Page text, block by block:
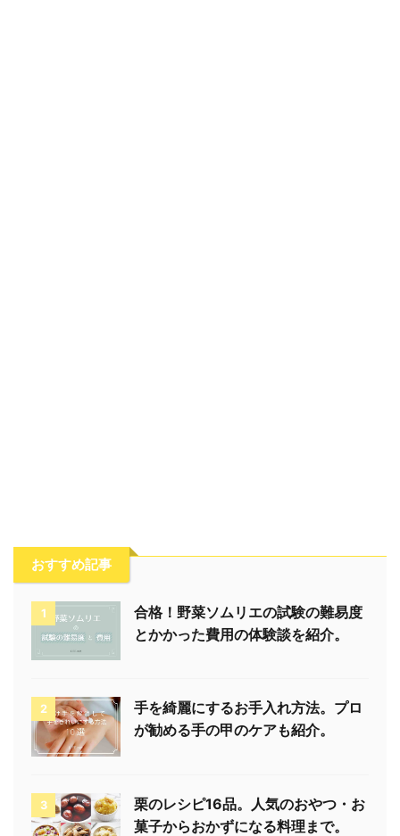
おすすめ記事
1
合格！野菜ソムリエの試験の難易度
とかかった費用の体験談を紹介。
2
手を綺麗にするお手入れ方法。プロ
が勧める手の甲のケアも紹介。
3
栗のレシピ16品。人気のおやつ・お
菓子からおかずになる料理まで。